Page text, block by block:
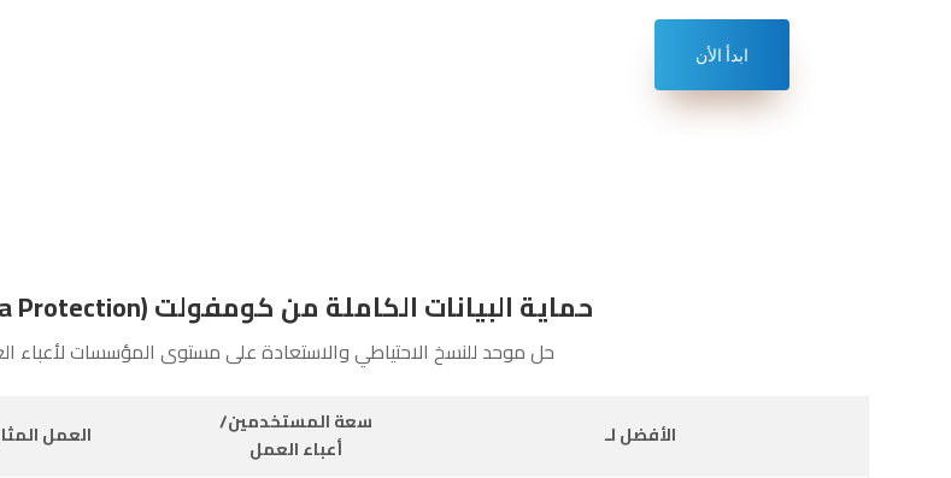
ابدأ الأن
حماية البيانات الكاملة من كومفولت (Commvault Complete Data Protection)
حل موحد للنسخ الاحتياطي والاستعادة على مستوى المؤسسات لأعباء
العمل
سعة المستخدمين/
أعباء العمل
الأفضل لـ